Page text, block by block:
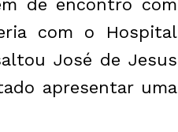
de encontro com
com o Hospital
José de Jesus
apresentar uma